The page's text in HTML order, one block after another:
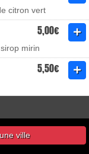
citron vert
5,00€
mirin
5,50€
ville